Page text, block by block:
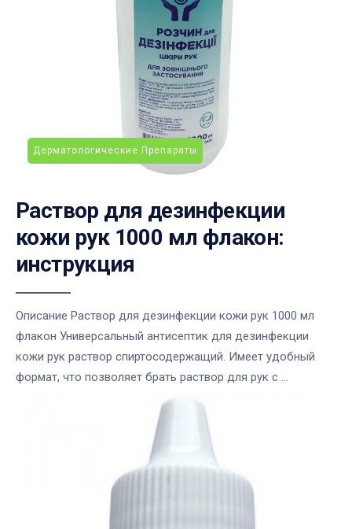
Дерматологические Препараты
Раствор для дезинфекции
кожи рук 1000 мл флакон:
инструкция
Описание Раствор для дезинфекции кожи рук 1000 мл
флакон Универсальный антисептик для дезинфекции
кожи рук раствор спиртосодержащий. Имеет удобный
формат, что позволяет брать раствор для рук с ...